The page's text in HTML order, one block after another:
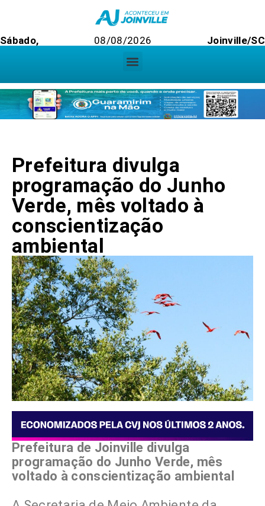
Sábado, 08/08/2026 Joinville/SC
Prefeitura divulga
programação do Junho
Verde, mês voltado à
conscientização
ambiental
Prefeitura de Joinville divulga
programação do Junho Verde, mês
voltado à conscientização ambiental